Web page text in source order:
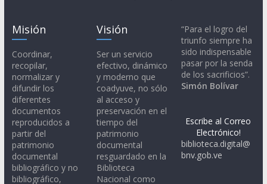
Misión
Coordinar,
recopilar,
normalizar y
difundir los
diferentes
documentos
reproducidos a
partir del
patrimonio
documental
bibliográfico y no
bibliográfico,
Visión
Ser un servicio
efectivo, dinámico
y moderno que
coadyuve, no sólo
al acceso y
preservación en el
tiempo del
patrimonio
documental
resguardado en la
Biblioteca
Nacional como
“Para el logro del
triunfo siempre ha
sido indispensable
pasar por la senda
de los sacrificios”.
Simón Bolívar
Escribe al Correo
Electrónico!
biblioteca.digital@
bnv.gob.ve